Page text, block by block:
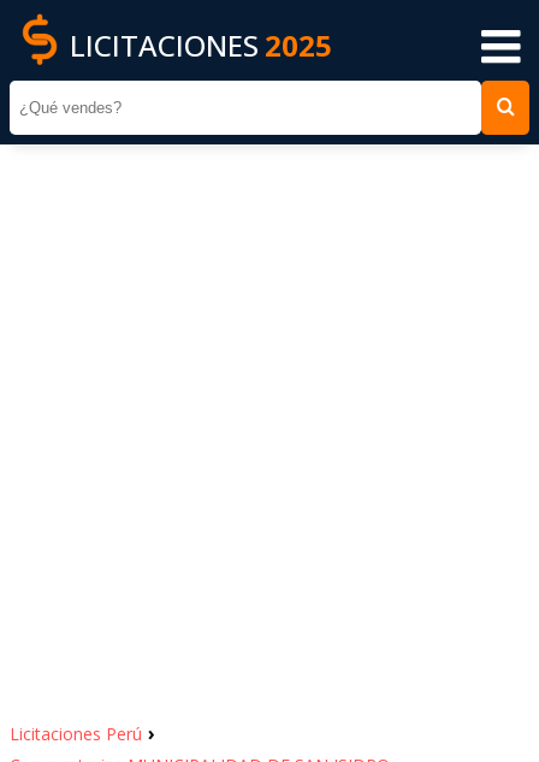
LICITACIONES 2025
Licitaciones Perú ›